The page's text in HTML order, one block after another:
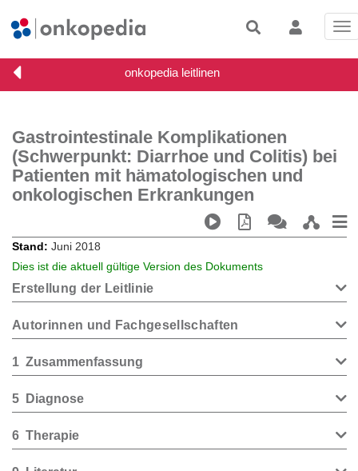
Gastrointestinale Komplikationen
(Schwerpunkt: Diarrhoe und Colitis) bei
Patienten mit hämatologischen und
onkologischen Erkrankungen
Stand
Juni 2018
Dies ist die aktuell gültige Version des Dokuments
Erstellung der Leitlinie
Autorinnen und Fachgesellschaften
1 Zusammenfassung
5 Diagnose
6 Therapie